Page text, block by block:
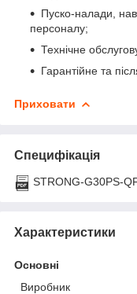
Пуско-налади,
персоналу;
Технічне
Гарантійне та
Приховати
Специфікація
STRONG-G30PS-
Характеристики
Основні
Виробник